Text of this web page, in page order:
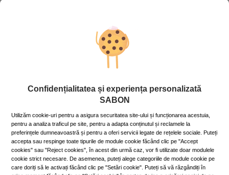
formulele lor substanțe revoluționare și ani buni de cercetări
de laborator, nu sunt deloc ieftine, dar își merită banii. O cremă
antirid care se respectă e musai să conțină factor de protecție
solară, pentru că, se știe, soarele în exces e dușmanul tenului,
Pentru un efect cu adevărat remarcabil, folosește crema
antirid și pe gât și decolteu, zonele care îmbătrânesc chiar mai
Recomandarea noastră sunt noile creme din colecția anti-
ageing Youth Secrets de la Sabon – ocremă de ziușoară, cu
SPF25, care protejează pielea de razele ultraviolete și de
radicalii liberi, și ocremă de noaptebogată, ce face minuni în
timpul somnului. Te vei trezi, la propriu, cu o piele odihnită și
Confidențialitatea și experiența personalizată
SABON
Utilizăm cookie-uri pentru a asigura securitatea site-ului și funcționarea acestuia,
pentru a analiza traficul pe site, pentru a adapta conținutul și reclamele la
preferințele dumneavoastră și pentru a oferi servicii legate de rețelele sociale. Puteți
accepta sau respinge toate tipurile de module cookie făcând clic pe "Accept
cookies" sau "Reject cookies", în acest din urmă caz, vor fi utilizate doar modulele
cookie strict necesare. De asemenea, puteți alege categoriile de module cookie pe
care doriți să le activați făcând clic pe "Setări cookie". Puteți să vă răzgândiți în